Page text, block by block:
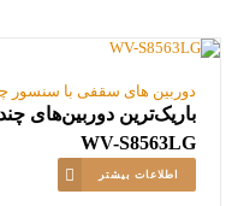
دوربین های سقفی با سنسور
باریک‌ترین دوربین‌های
WV-S8563LG
اطلاعات بیشتر